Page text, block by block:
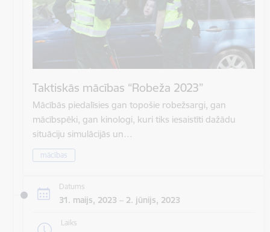
Taktiskās mācības “Robeža 2023”
Mācībās piedalīsies gan topošie robežsargi, gan
mācībspēki, gan kinologi, kuri tiks iesaistīti dažādu
situāciju simulācijās un…
mācības
Datums
31. maijs, 2023 – 2. jūnijs, 2023
Laiks